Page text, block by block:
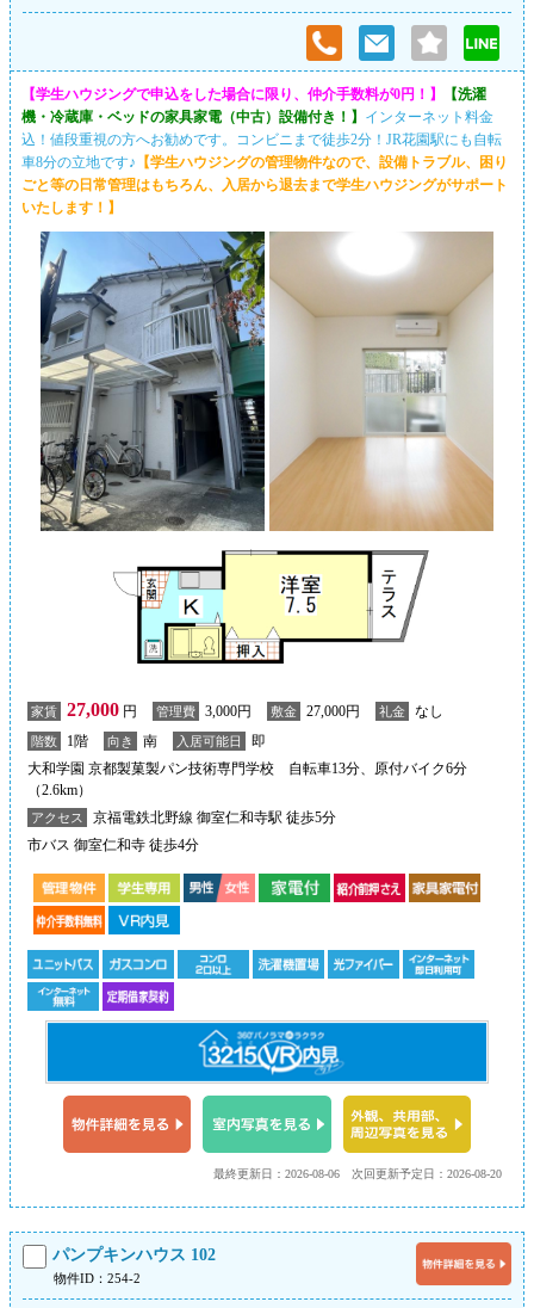
【学生ハウジングで申込をした場合に限り、仲介手数料が0円！】
【洗濯
機・冷蔵庫・ベッドの家具家電（中古）設備付き！】
インターネット料金
込！値段重視の方へお勧めです。コンビニまで徒歩2分！JR花園駅にも自転
車8分の立地です♪ 【学生ハウジングの管理物件なので、設備トラブル、困り
ごと等の日常管理はもちろん、入居から退去まで学生ハウジングがサポート
いたします！】
家賃 27,000 円 管理費 3,000円 敷金 27,000円 礼金 なし
階数 1階 向き 南 入居可能日
即
大和学園 京都製菓製パン技術専門学校 自転車13分、原付バイク6分
（2.6km）
アクセス
京福電鉄北野線 御室仁和寺駅 徒歩5分
市バス 御室仁和寺 徒歩4分
次回更新予定日：2026-08-20
最終更新日：2026-08-06
パンプキンハウス 102
物件ID：254-2